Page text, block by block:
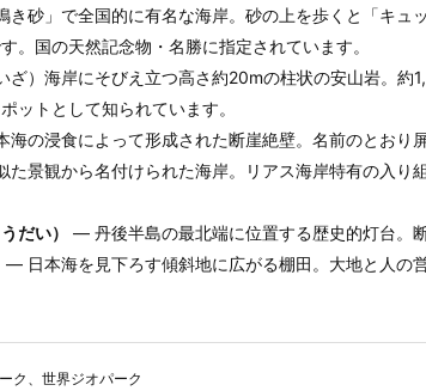
砂」で全国的に有名な海岸。砂の上を歩くと「キュ
。国の天然記念物・名勝に指定されています。
）海岸にそびえ立つ高さ約20mの柱状の安山岩。約
ットとして知られています。
の浸食によって形成された断崖絶壁。名前のとおり
景観から名付けられた海岸。リアス海岸特有の入り
だい）
― 丹後半島の最北端に位置する歴史的灯台。
― 日本海を見下ろす傾斜地に広がる棚田。大地と人の
ク、世界ジオパーク